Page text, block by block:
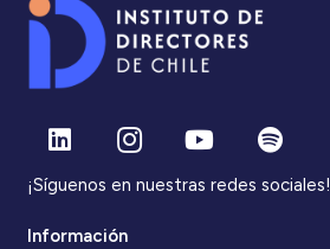
¡Síguenos en nuestras redes sociales!
Información